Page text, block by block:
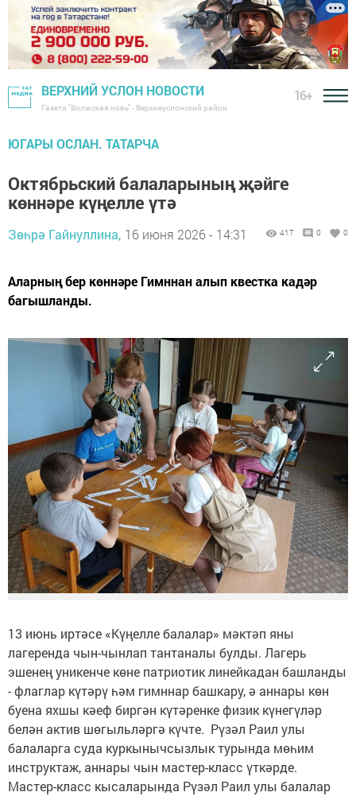
ВЕРХНИЙ УСЛОН НОВОСТИ
Газета "Волжская новь" - Верхнеуслонский район
16+
ЮГАРЫ ОСЛАН. ТАТАРЧА
Октябрьский балаларының җәйге
көннәре күңелле үтә
Зөһрә Гайнуллина, 16 июня 2026 - 14:31 417 0 0
Аларның бер көннәре Гимннан алып квестка кадәр
багышланды.
13 июнь иртәсе «Күңелле балалар» мәктәп яны
лагеренда чын-чынлап тантаналы булды. Лагерь
эшенең уникенче көне патриотик линейкадан башланды
- флаглар күтәрү һәм гимннар башкару, ә аннары көн
буена яхшы кәеф биргән күтәренке физик күнегүләр
белән актив шөгыльләргә күчте. Рүзәл Раил улы
балаларга суда куркынычсызлык турында мөһим
инструктаж, аннары чын мастер-класс үткәрде.
Мастер-класс кысаларында Рүзәл Раил улы балалар